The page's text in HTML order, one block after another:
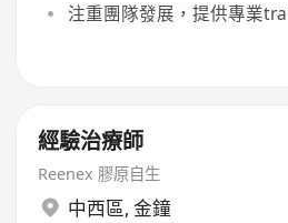
注重團隊發展，提供專業
經驗治療師
Reenex 膠原自生
中西區, 金鐘